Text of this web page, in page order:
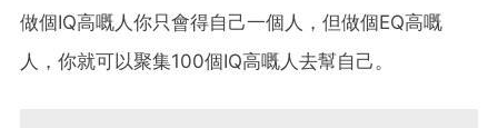
做個IQ高嘅人你只會得自己一個人，但做個EQ高嘅
人，你就可以聚集100個IQ高嘅人去幫自己。